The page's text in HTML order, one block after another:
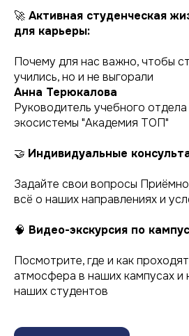
🚀 Активная студенческая
для карьеры:
Почему для нас важно, чтобы
учились, но и не выгорали
Анна Терюкалова
Руководитель учебного
экосистемы "Академия ТОП"
🤝 Индивидуальные
Задайте свои вопросы
всё о наших направлениях и
🧠 Видео-экскурсия по
Посмотрите, где и как
атмосфера в наших кампусах и
наших студентов